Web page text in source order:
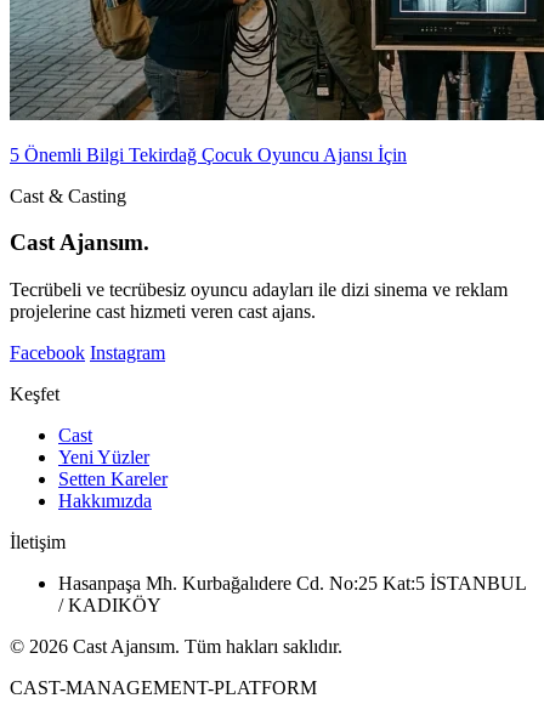
5 Önemli Bilgi Tekirdağ Çocuk Oyuncu Ajansı İçin
Cast & Casting
Cast Ajansım.
Tecrübeli ve tecrübesiz oyuncu adayları ile dizi sinema ve reklam
projelerine cast hizmeti veren cast ajans.
Facebook Instagram
Keşfet
Cast
Yeni Yüzler
Setten Kareler
Hakkımızda
İletişim
Hasanpaşa Mh. Kurbağalıdere Cd. No:25 Kat:5 İSTANBUL
/ KADIKÖY
© 2026 Cast Ajansım. Tüm hakları saklıdır.
CAST-MANAGEMENT-PLATFORM